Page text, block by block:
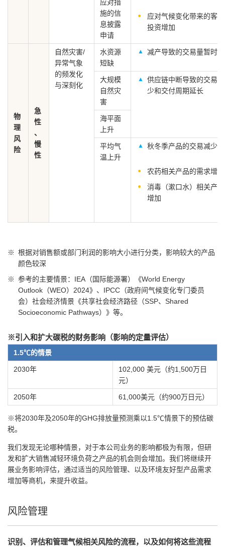
应对措
施的信
息披露
申请
应对气候变化带来的客
投资增加
物
理
风
险
急
性
、
慢
性
自然灾害/
异常气象
的频发化
与深刻化
水资源
短缺
减产导致的交易量暂时
大规模
自然灾
害
供应链中断导致的交易
少和交付周期延长
海平面
上升
平均气
温上升
秋冬季产品的交易减少
农药相关产品的需求增加
消毒（漱口水）相关产
增加
※ 根据对销售额或部门利润的影响大小进行分类，影响较大的产品
颜色较深
※ 参考的主要情景：IEA（国际能源署）《World Energy
Outlook（WEO）2024》、IPCC（政府间气候变化专门委员
会）社会经济情景《共享社会经济路径（SSP、Shared
Socioeconomic Pathways）》等。
※引入和扩大碳税的财务影响（影响的定量评估）
1.5℃的情景
2030年
102,000 美元（约1,500万日
元）
2050年 61,000美元（约900万日元）
※将2030年及2050年的GHG排放量预测乘以1.5℃情景下的预估碳
税。
我们发现无论哪种情景，对于本公司业务的影响都极为有限，但研
发和扩大销售减轻环境负荷之产品的机会则会增加。我们将继续开
展业务影响评估，通过适当的风险管理、以及环境友好型产品需求
增加等商机，来提升收益。
风险管理
识别、评估和管理气候相关风险的流程，以及如何将这些流程